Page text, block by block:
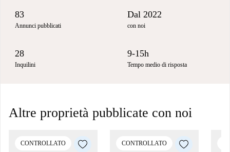
83
Annunci pubblicati
Dal 2022
con noi
28
Inquilini
9-15h
Tempo medio di risposta
Altre proprietà pubblicate con noi
CONTROLLATO CONTROLLATO